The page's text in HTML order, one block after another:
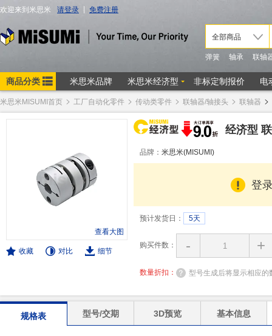
米思米MISUMI首页 工厂自动化零件 传动类零件 联轴器/轴接头 联轴器
查看大图
收藏 对比 细节
经济型
品牌： 米思米(MISUMI)
登
预计发货日： 5天
购买件数： - +
数量折扣： 型号生成后将显示相应的
规格表 型号/交期 3D预览 基本信息